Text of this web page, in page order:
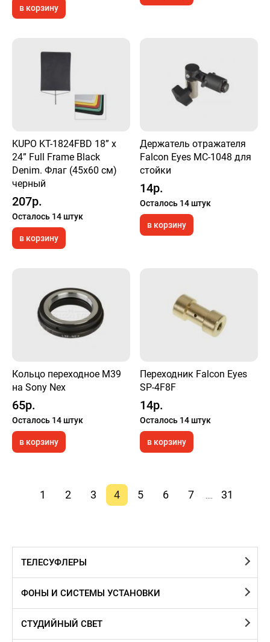
в корзину
KUPO KT-1824FBD 18” x
24” Full Frame Black
Denim. Флаг (45х60 см)
черный
207р.
Осталось 14 штук
в корзину
Держатель отражателя
Falcon Eyes MC-1048 для
стойки
14р.
Осталось 14 штук
в корзину
Кольцо переходное M39
на Sony Nex
65р.
Осталось 14 штук
в корзину
Переходник Falcon Eyes
SP-4F8F
14р.
Осталось 14 штук
в корзину
1 2 3 4 5 6 7 .... 31
ТЕЛЕСУФЛЕРЫ
ФОНЫ И СИСТЕМЫ УСТАНОВКИ
СТУДИЙНЫЙ СВЕТ